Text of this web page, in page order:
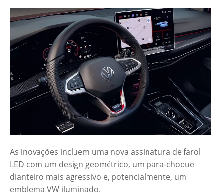
As inovações incluem uma nova assinatura de farol
LED com um design geométrico, um para-choque
dianteiro mais agressivo e, potencialmente, um
emblema VW iluminado.